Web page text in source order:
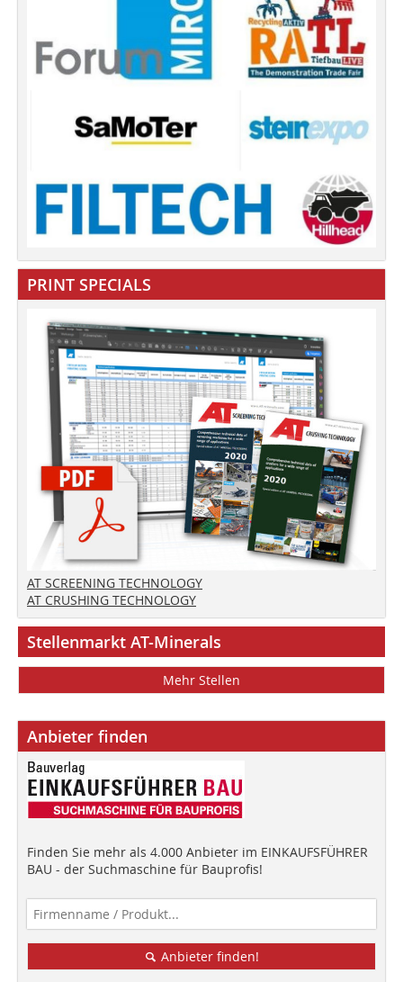
PRINT SPECIALS
AT SCREENING TECHNOLOGY
AT CRUSHING TECHNOLOGY
Stellenmarkt AT-Minerals
Mehr Stellen
Anbieter finden
Finden Sie mehr als 4.000 Anbieter im EINKAUFSFÜHRER
BAU - der Suchmaschine für Bauprofis!
Anbieter finden!